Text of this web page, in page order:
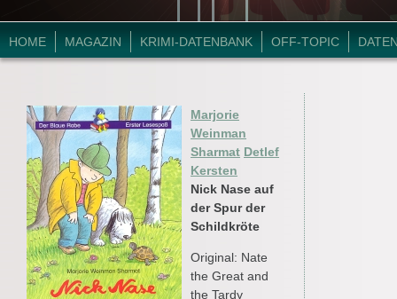
HOME MAGAZIN KRIMI-DATENBANK OFF-TOPIC
Marjorie
Weinman
Sharmat Detlef
Kersten
Nick Nase auf
der Spur der
Schildkröte
Original: Nate
the Great and
the Tardy